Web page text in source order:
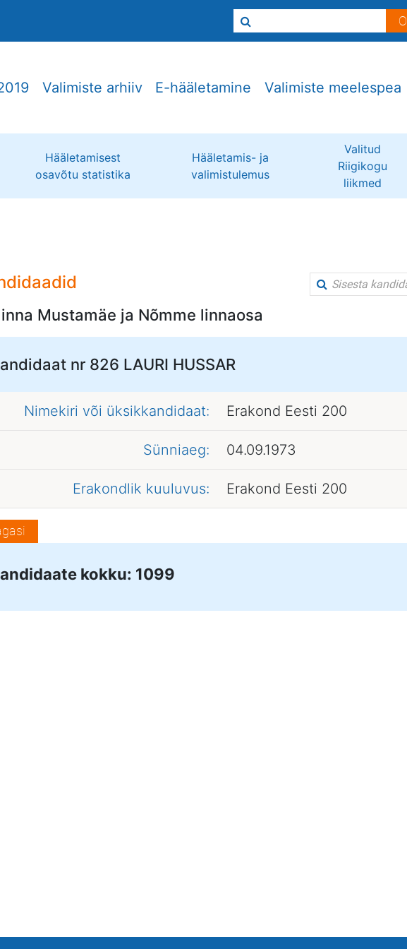
Valimiste arhiiv E-hääletamine Valimiste meelespea
Hääletamisest
osavõtu statistika
Hääletamis- ja
valimistulemus
Valitud
Riigikogu
liikmed
Mustamäe ja Nõmme linnaosa
nr 826 LAURI HUSSAR
Nimekiri või üksikkandidaat: Erakond Eesti 200
Sünniaeg: 04.09.1973
Erakondlik kuuluvus: Erakond Eesti 200
kokku: 1099